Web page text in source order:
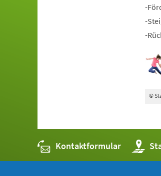
-
-
-
©
Kontaktformular (Öffnet
in
einem